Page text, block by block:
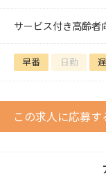
サービス付き高齢者
早番 日勤
この求人に応募す